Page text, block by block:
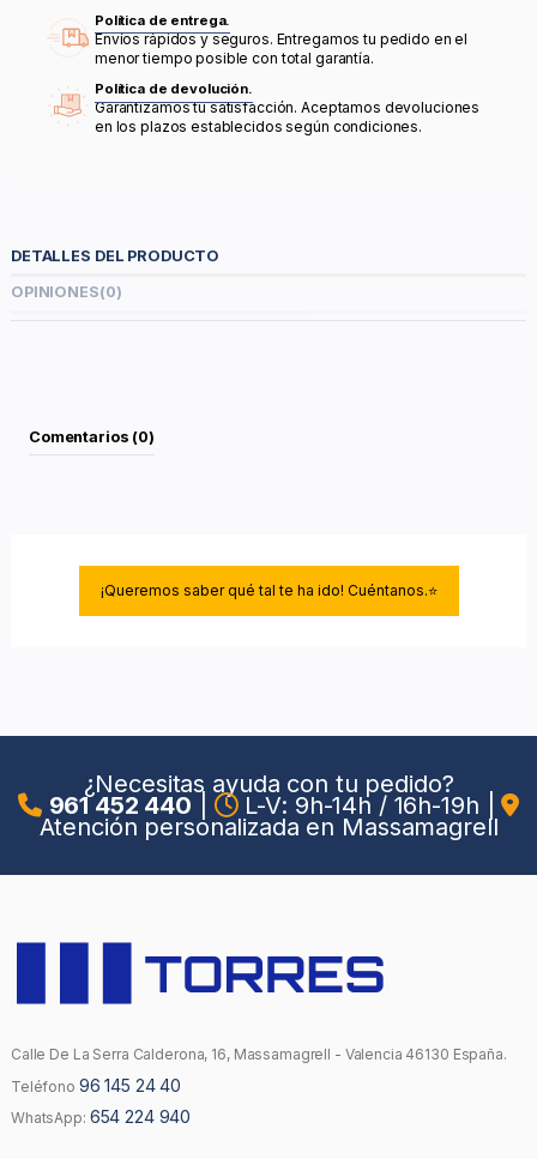
Política de entrega.
Envíos rápidos y seguros. Entregamos tu pedido en el
menor tiempo posible con total garantía.
Política de devolución.
Garantizamos tu satisfacción. Aceptamos devoluciones
en los plazos establecidos según condiciones.
DETALLES DEL PRODUCTO
OPINIONES(0)
Comentarios (0)
¡Queremos saber qué tal te ha ido! Cuéntanos.⭐
¿Necesitas ayuda con tu pedido?
961 452 440 L-V: 9h-14h / 16h-19h
Atención personalizada en Massamagrell
Calle De La Serra Calderona, 16, Massamagrell - Valencia 46130 España.
Teléfono 96 145 24 40
WhatsApp: 654 224 940